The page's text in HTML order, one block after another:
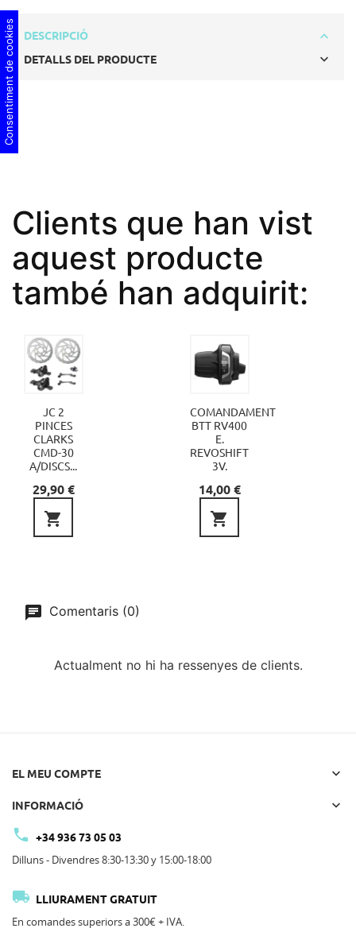
DESCRIPCIÓ
DETALLS DEL PRODUCTE
Clients que han vist
aquest producte
també han adquirit:
JC 2
PINCES
CLARKS
CMD-30
A/DISCS...
Preu
29,90 €

COMANDAMENT
BTT RV400
E.
REVOSHIFT
3V.
Preu
14,00 €

Comentaris (0)
Actualment no hi ha ressenyes de clients.
EL MEU COMPTE 
INFORMACIÓ 
 +34 936 73 05 03
Dilluns - Divendres 8:30-13:30 y 15:00-18:00
 LLIURAMENT GRATUIT
En comandes superiors a 300€ + IVA.
Consentiment de cookies